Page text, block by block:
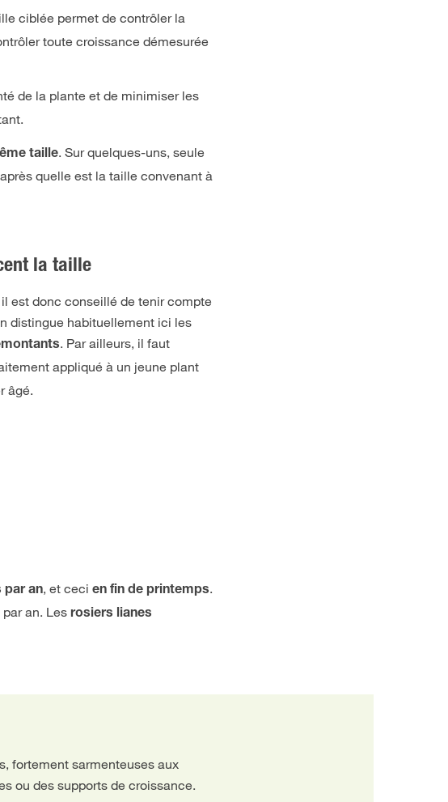
ciblée permet de contrôler la
toute croissance démesurée
de la plante et de minimiser les
taille. Sur quelques-uns, seule
quelle est la taille convenant à
la taille
est donc conseillé de tenir compte
distingue habituellement ici les
. Par ailleurs, il faut
appliqué à un jeune plant
âgé.
par an, et ceci en fin de printemps.
an. Les rosiers lianes
fortement sarmenteuses aux
ou des supports de croissance.